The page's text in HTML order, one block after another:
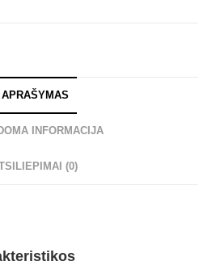
APRAŠYMAS
INFORMACIJA
(0)